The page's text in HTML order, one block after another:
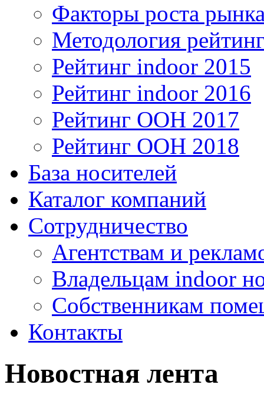
Факторы роста
Методология
Рейтинг indoor 2015
Рейтинг indoor 2016
Рейтинг OOH 2017
Рейтинг OOH 2018
База носителей
Каталог компаний
Сотрудничество
Агентствам и
Владельцам indoor
Собственникам
Контакты
Новостная лента